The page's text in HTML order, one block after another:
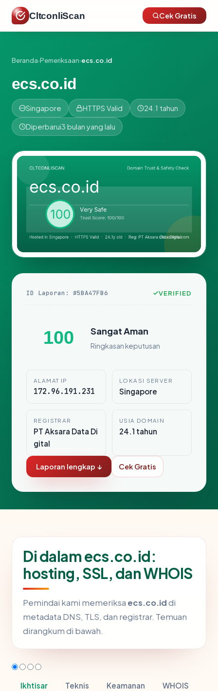
CltconliScan Cek Gratis
Beranda›Pemeriksaan›ecs.co.id
ecs.co.id
Singapore HTTPS Valid 24.1 tahun
Diperbarui3 bulan yang lalu
ID Laporan: #5BA47FB6 VERIFIED
100 Sangat Aman
Ringkasan keputusan
ALAMAT IP
172.96.191.231
LOKASI SERVER
Singapore
REGISTRAR
PT Aksara Data Di
gital
USIA DOMAIN
24.1 tahun
Laporan lengkap ↓ Cek Gratis
Di dalam ecs.co.id:
hosting, SSL, dan WHOIS
Pemindai kami memeriksa ecs.co.iddi
metadata DNS, TLS, dan registrar. Temuan
dirangkum di bawah.
Ikhtisar Teknis Keamanan WHOIS